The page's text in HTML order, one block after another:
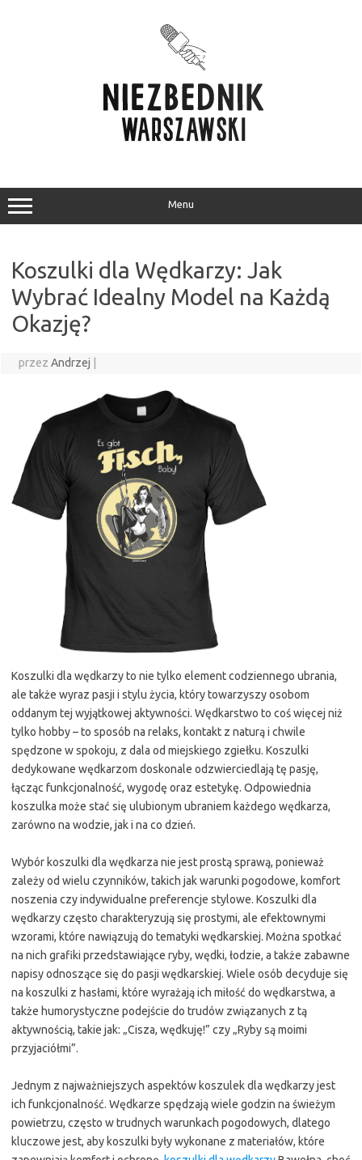
Menu
Koszulki dla Wędkarzy: Jak
Wybrać Idealny Model na Każdą
Okazję?
przez Andrzej
Koszulki dla wędkarzy to nie tylko element codziennego ubrania,
ale także wyraz pasji i stylu życia, który towarzyszy osobom
oddanym tej wyjątkowej aktywności. Wędkarstwo to coś więcej niż
tylko hobby – to sposób na relaks, kontakt z naturą i chwile
spędzone w spokoju, z dala od miejskiego zgiełku. Koszulki
dedykowane wędkarzom doskonale odzwierciedlają tę pasję,
łącząc funkcjonalność, wygodę oraz estetykę. Odpowiednia
koszulka może stać się ulubionym ubraniem każdego wędkarza,
zarówno na wodzie, jak i na co dzień.
Wybór koszulki dla wędkarza nie jest prostą sprawą, ponieważ
zależy od wielu czynników, takich jak warunki pogodowe, komfort
noszenia czy indywidualne preferencje stylowe. Koszulki dla
wędkarzy często charakteryzują się prostymi, ale efektownymi
wzorami, które nawiązują do tematyki wędkarskiej. Można spotkać
na nich grafiki przedstawiające ryby, wędki, łodzie, a także zabawne
napisy odnoszące się do pasji wędkarskiej. Wiele osób decyduje się
na koszulki z hasłami, które wyrażają ich miłość do wędkarstwa, a
także humorystyczne podejście do trudów związanych z tą
aktywnością, takie jak: „Cisza, wędkuję!” czy „Ryby są moimi
przyjaciółmi”.
Jednym z najważniejszych aspektów koszulek dla wędkarzy jest
ich funkcjonalność. Wędkarze spędzają wiele godzin na świeżym
powietrzu, często w trudnych warunkach pogodowych, dlatego
kluczowe jest, aby koszulki były wykonane z materiałów, które